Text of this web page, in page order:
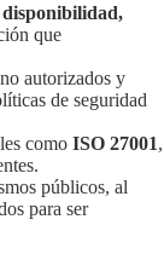
que
autorizados y
de seguridad
como ISO 27001,
públicos, al
para ser